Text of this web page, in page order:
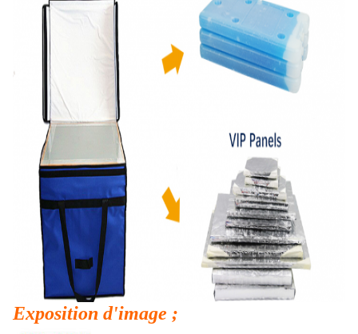
Exposition d'image ;